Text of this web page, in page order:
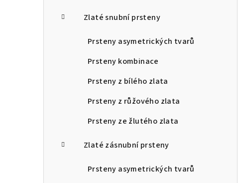
Zlaté snubní prsteny
Prsteny asymetrických tvarů
Prsteny kombinace
Prsteny z bílého zlata
Prsteny z růžového zlata
Prsteny ze žlutého zlata
Zlaté zásnubní prsteny
Prsteny asymetrických tvarů